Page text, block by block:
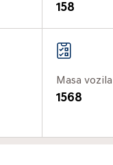
158
Masa
1568